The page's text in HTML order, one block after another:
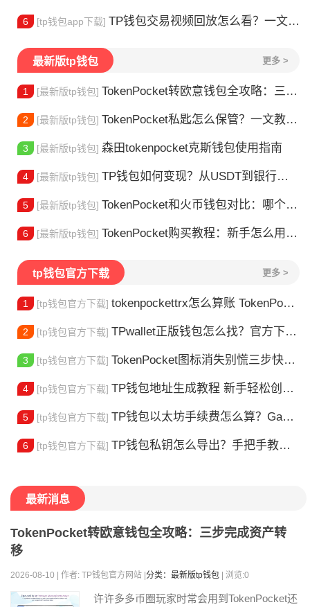
6 [tp钱包app下载] TP钱包交易视频回放怎么看？一文教你轻松找回
最新版tp钱包 更多 >
1 [最新版tp钱包] TokenPocket转欧意钱包全攻略：三步完成资产转移
2 [最新版tp钱包] TokenPocket私匙怎么保管？一文教你守住钱包资产
3 [最新版tp钱包] 森田tokenpocket克斯钱包使用指南
4 [最新版tp钱包] TP钱包如何变现？从USDT到银行卡的完整攻略
5 [最新版tp钱包] TokenPocket和火币钱包对比：哪个更适合你？
6 [最新版tp钱包] TokenPocket购买教程：新手怎么用TP钱包买币
tp钱包官方下载 更多 >
1 [tp钱包官方下载] tokenpockettrx怎么算账 TokenPocket TRX钱包账单怎么算？查账全攻略
2 [tp钱包官方下载] TPwallet正版钱包怎么找？官方下载渠道全解析
3 [tp钱包官方下载] TokenPocket图标消失别慌三步快速找回你的钱包
4 [tp钱包官方下载] TP钱包地址生成教程 新手轻松创建钱包
5 [tp钱包官方下载] TP钱包以太坊手续费怎么算？Gas 费省钱全攻略
6 [tp钱包官方下载] TP钱包私钥怎么导出？手把手教你安全备份助记词
最新消息
TokenPocket转欧意钱包全攻略：三步完成资产转
移
2026-08-10 | 作者: TP钱包官方网站 | 分类：最新版tp钱包 | 浏览:0
许许多多币圈玩家时常会用到TokenPocket还